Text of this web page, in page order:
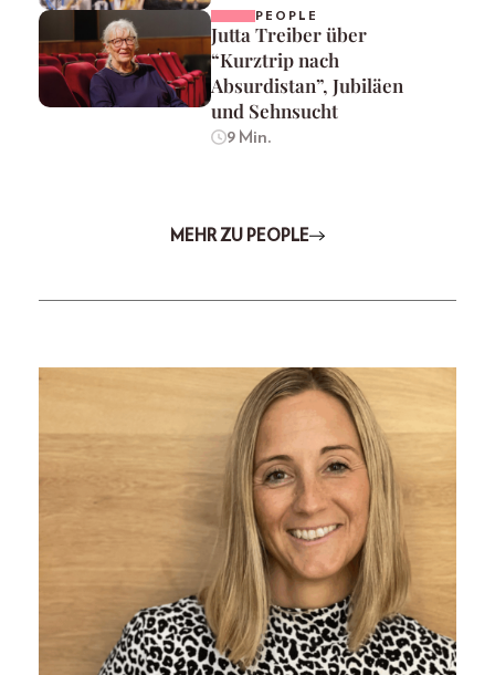
PEOPLE
Jutta Treiber über
“Kurztrip nach
Absurdistan”, Jubiläen
und Sehnsucht
9 Min.
MEHR ZU PEOPLE